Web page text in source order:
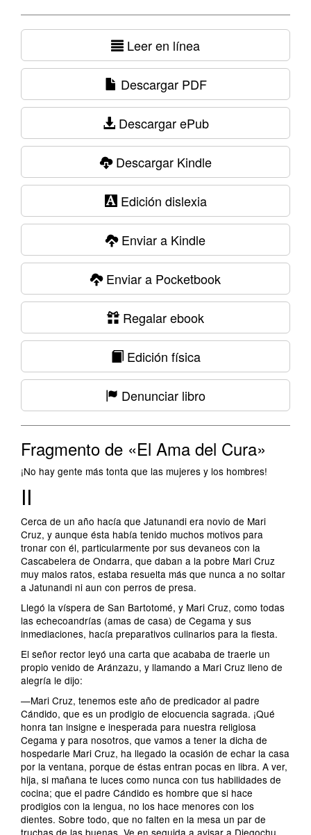
Leer en línea
Descargar PDF
Descargar ePub
Descargar Kindle
Edición dislexia
Enviar a Kindle
Enviar a Pocketbook
Regalar ebook
Edición física
Denunciar libro
Fragmento de «El Ama del Cura»
¡No hay gente más tonta que las mujeres y los hombres!
II
Cerca de un año hacía que Jatunandi era novio de Mari
Cruz, y aunque ésta había tenido muchos motivos para
tronar con él, particularmente por sus devaneos con la
Cascabelera de Ondarra, que daban a la pobre Mari Cruz
muy malos ratos, estaba resuelta más que nunca a no soltar
a Jatunandi ni aun con perros de presa.
Llegó la víspera de San Bartotomé, y Mari Cruz, como todas
las echecoandrías (amas de casa) de Cegama y sus
inmediaciones, hacía preparativos culinarios para la fiesta.
El señor rector leyó una carta que acababa de traerle un
propio venido de Aránzazu, y llamando a Mari Cruz lleno de
alegría le dijo:
—Mari Cruz, tenemos este año de predicador al padre
Cándido, que es un prodigio de elocuencia sagrada. ¡Qué
honra tan insigne e inesperada para nuestra religiosa
Cegama y para nosotros, que vamos a tener la dicha de
hospedarle Mari Cruz, ha llegado la ocasión de echar la casa
por la ventana, porque de éstas entran pocas en libra. A ver,
hija, si mañana te luces como nunca con tus habilidades de
cocina; que el padre Cándido es hombre que si hace
prodigios con la lengua, no los hace menores con los
dientes. Sobre todo, que no falten en la mesa un par de
truchas de las buenas. Ve en seguida a avisar a Diegochu